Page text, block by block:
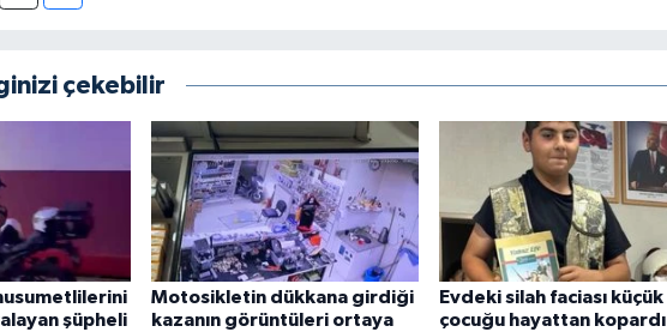
çekebilir
şüpheli
Motosikletin dükkana girdiği
kazanın görüntüleri ortaya
Evdeki silah faciası küçük
çocuğu hayattan kopardı